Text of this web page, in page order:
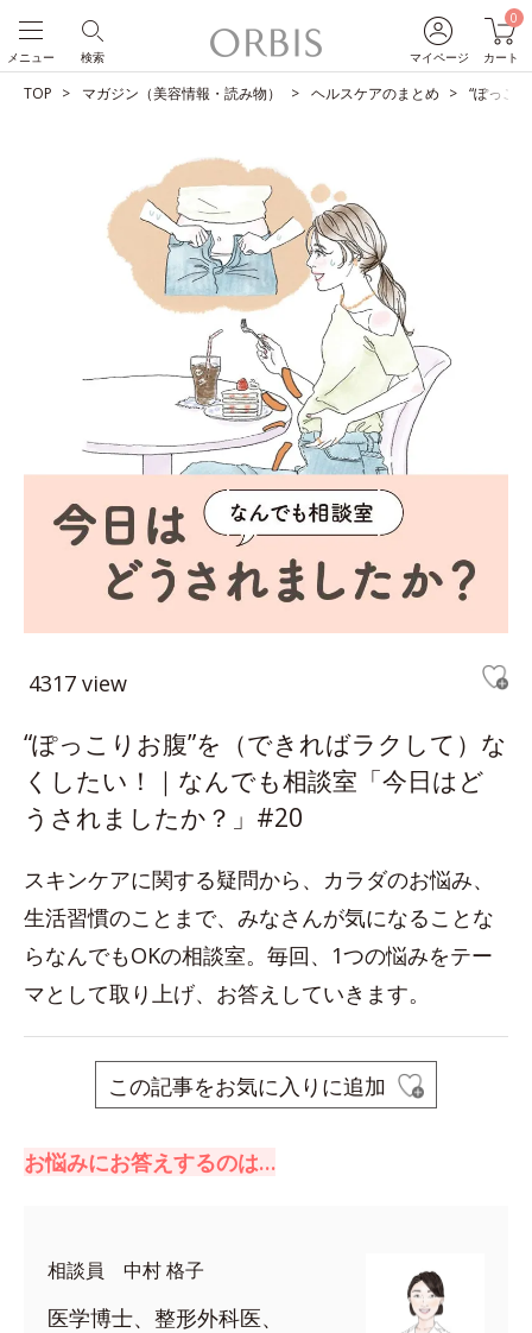
マイページ
0
カート
検索
メニュー
TOP マガジン（美容情報・読み物） ヘルスケアのまとめ “ぽっこ
4317 view
“ぽっこりお腹”を（できればラクして）な
くしたい！｜なんでも相談室「今日はど
うされましたか？」#20
スキンケアに関する疑問から、カラダのお悩み、
生活習慣のことまで、みなさんが気になることな
らなんでもOKの相談室。毎回、1つの悩みをテー
マとして取り上げ、お答えしていきます。
この記事をお気に入りに追加
お悩みにお答えするのは…
相談員 中村 格子
医学博士、整形外科医、